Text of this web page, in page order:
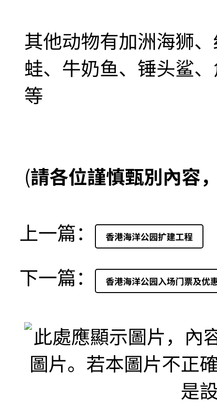
其他动物有加洲海狮
蛙、牛奶鱼、锤头鲨
等
(請各位謹慎甄別內容
上一篇： 香港海洋公园扩建工程
下一篇： 香港海洋公园入场门票及优